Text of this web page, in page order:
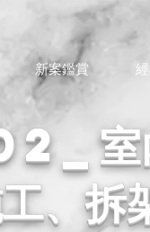
新案鑑賞
室內
、拆